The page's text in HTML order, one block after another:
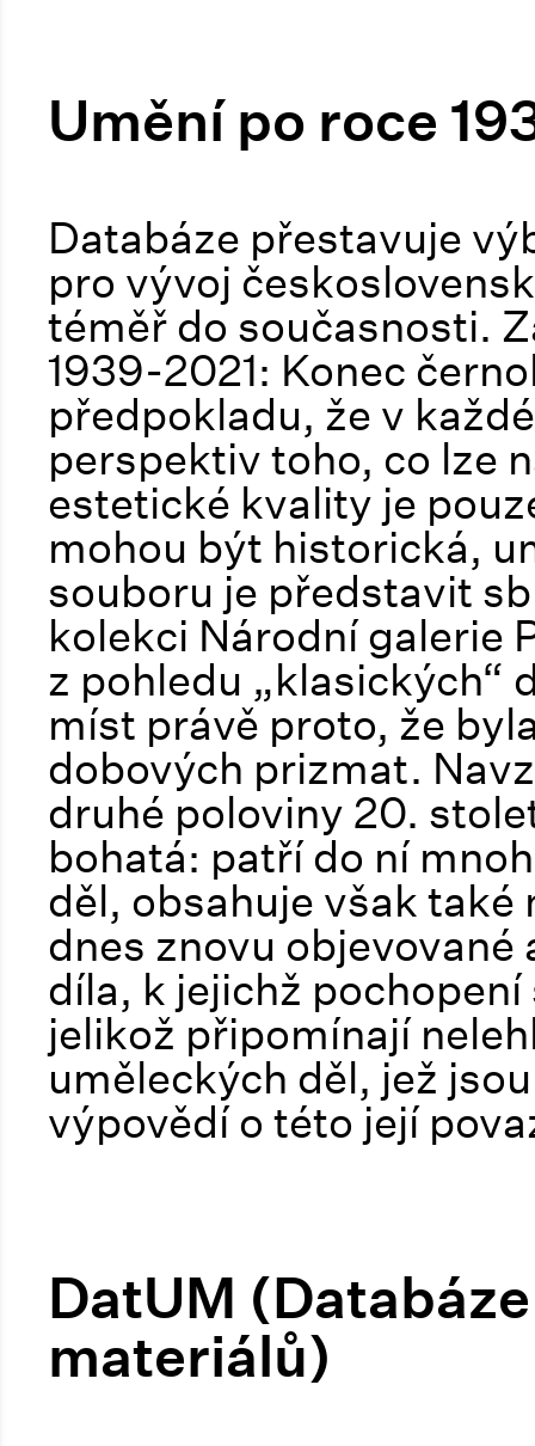
Umění po roce
Databáze přestavuje
pro vývoj
téměř do současnosti.
1939-2021: Konec
předpokladu, že v
perspektiv toho, co lze
estetické kvality je
mohou být historická,
souboru je představit
kolekci Národní galerie
z pohledu „klasických“
míst právě proto, že
dobových prizmat.
druhé poloviny 20.
bohatá: patří do ní
děl, obsahuje však
dnes znovu
díla, k jejichž
jelikož připomínají
uměleckých děl, jež
výpovědí o této její
DatUM
materiálů)